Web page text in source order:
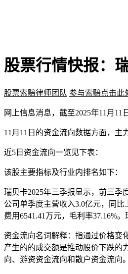
股票行情快报：
股票索赔律师团队 参与索赔点击此
网上信息消息，截至2025年11月11
11月11日的资金流向数据方面，主
近5日资金流向一览见下表：
该股主要指标及行业内排名如下：
瑞贝卡2025年三季报显示，前三季
公司单季度主营收入3.0亿元，同比
费用6541.41万元，毛利率37.16%
资金流向名词解释：指通过价格变
产生的的成交额是推动股价下跌的
向、游资资金流向和散户资金流向。